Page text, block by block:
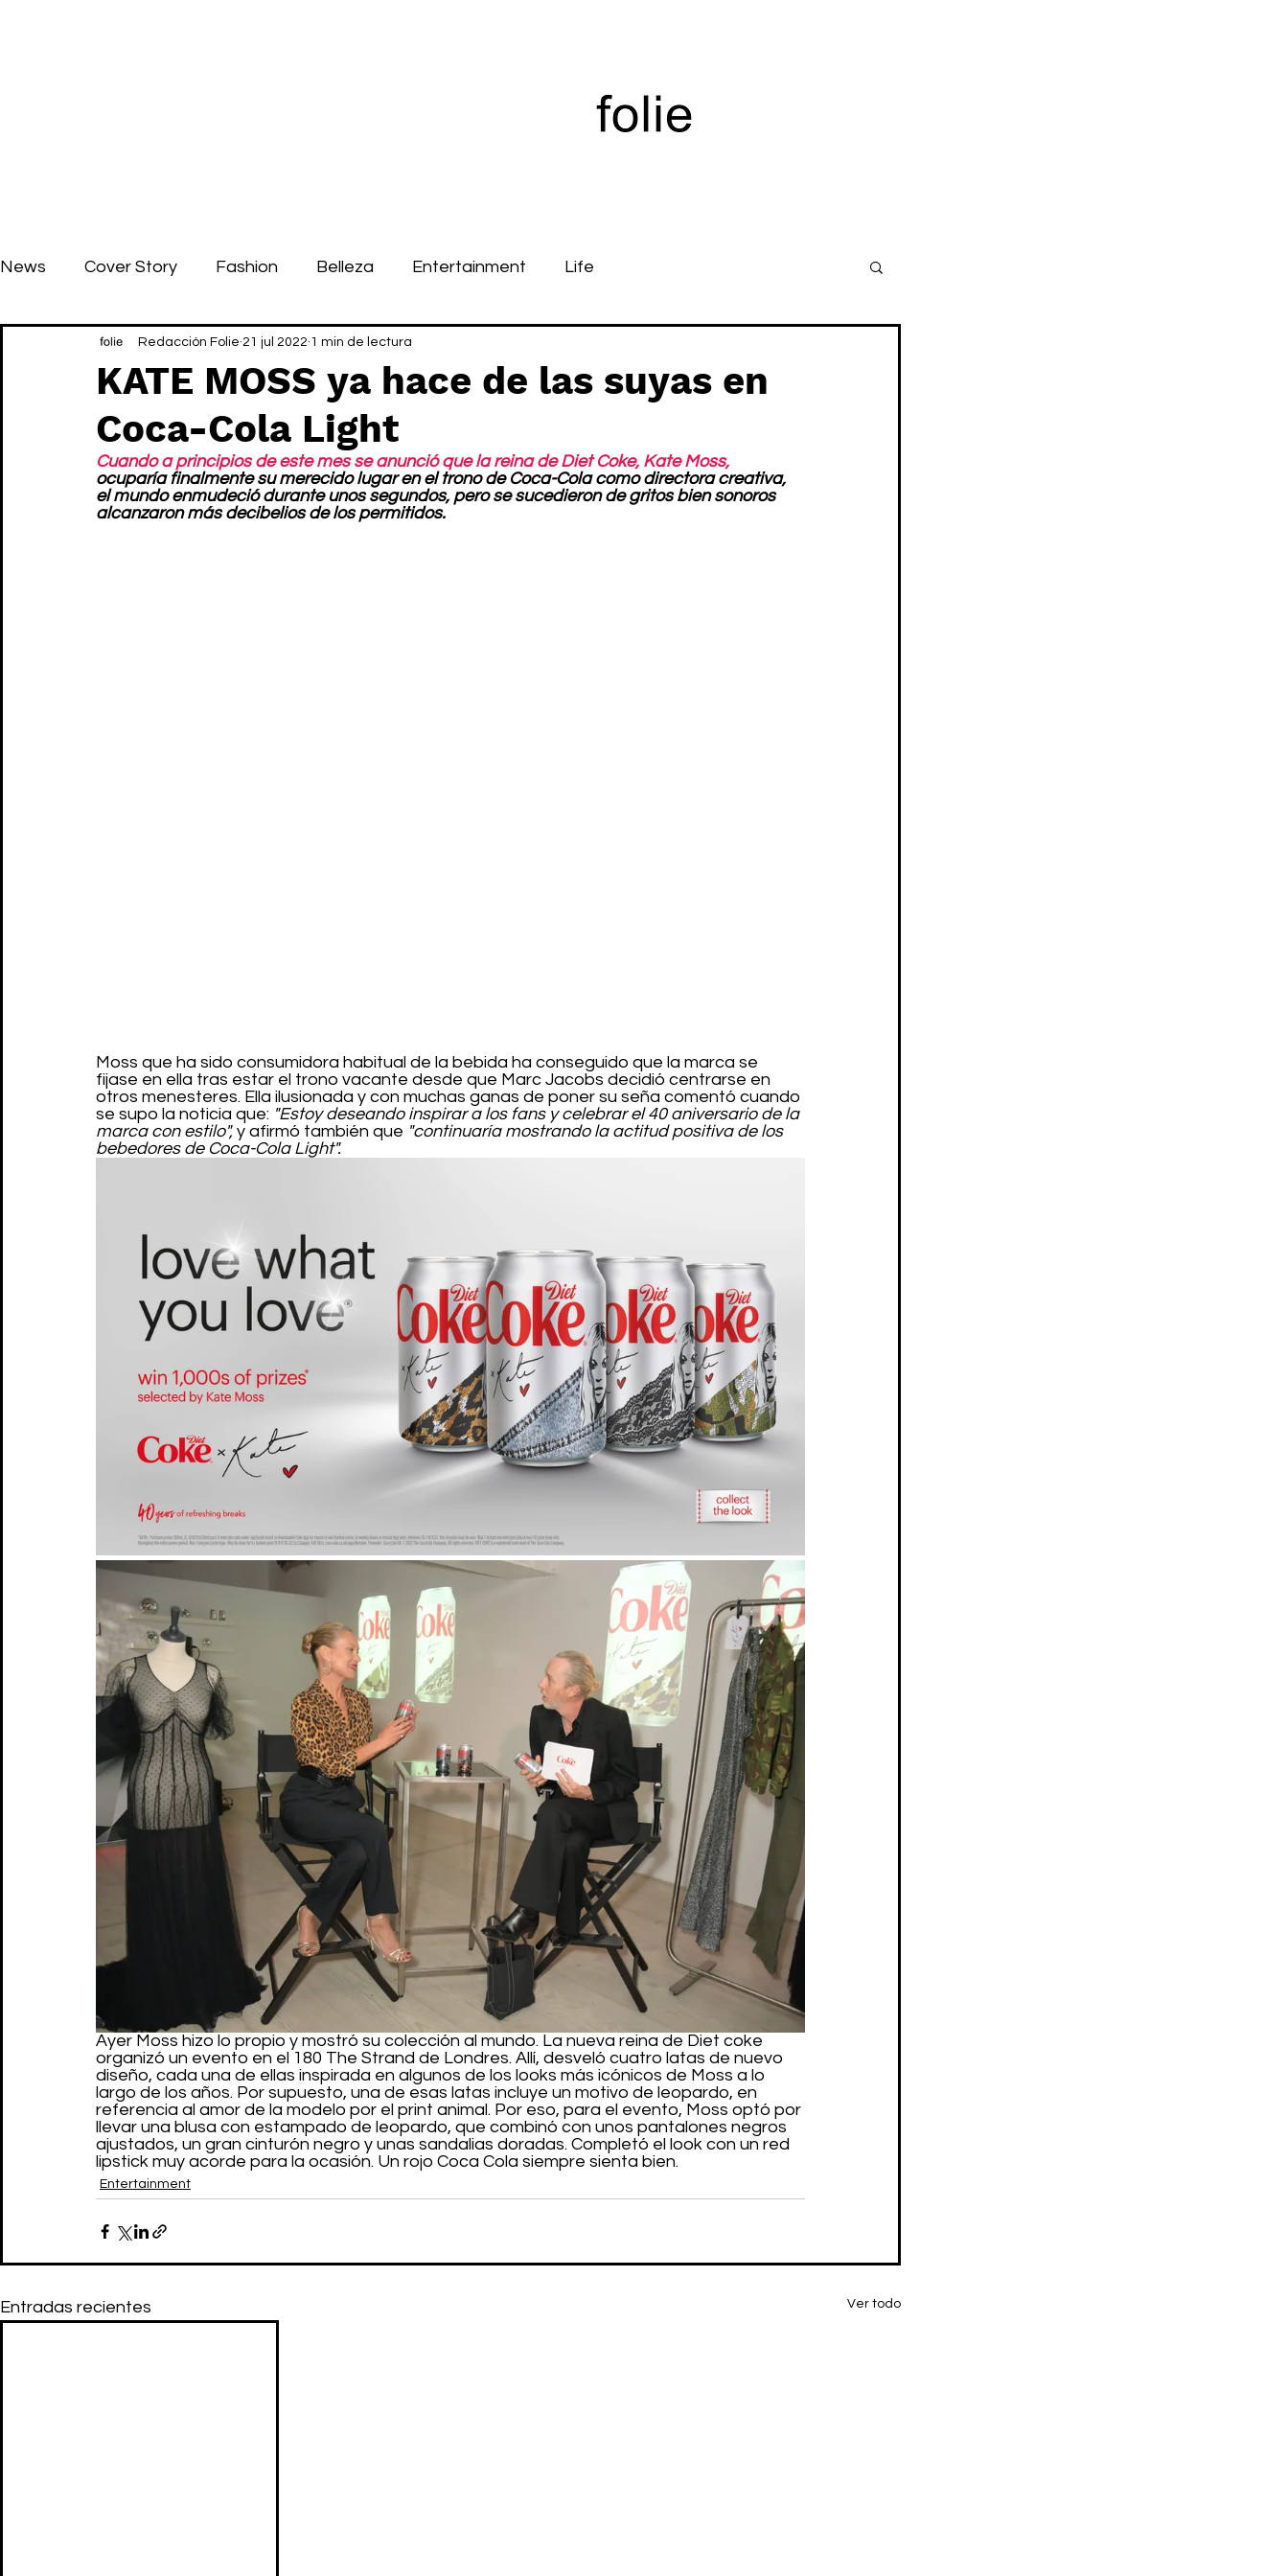
News Cover Story Fashion Belleza Entertainment Life
KATE MOSS ya hace de las suyas en
Coca-Cola Light
Redacción Folie 21 jul 2022 1 min de lectura
Cuando a principios de este mes se anunció que la reina de Diet Coke, Kate Moss,
ocuparía finalmente su merecido lugar en el trono de Coca-Cola como directora creativa,
el mundo enmudeció durante unos segundos, pero se sucedieron de gritos bien sonoros
alcanzaron más decibelios de los permitidos.
Moss que ha sido consumidora habitual de la bebida ha conseguido que la marca se
fijase en ella tras estar el trono vacante desde que Marc Jacobs decidió centrarse en
otros menesteres. Ella ilusionada y con muchas ganas de poner su seña comentó cuando
se supo la noticia que: "Estoy deseando inspirar a los fans y celebrar el 40 aniversario de la
marca con estilo", y afirmó también que "continuaría mostrando la actitud positiva de los
bebedores de Coca-Cola Light".
Ayer Moss hizo lo propio y mostró su colección al mundo. La nueva reina de Diet coke
organizó un evento en el 180 The Strand de Londres. Allí, desveló cuatro latas de nuevo
diseño, cada una de ellas inspirada en algunos de los looks más icónicos de Moss a lo
largo de los años. Por supuesto, una de esas latas incluye un motivo de leopardo, en
referencia al amor de la modelo por el print animal. Por eso, para el evento, Moss optó por
llevar una blusa con estampado de leopardo, que combinó con unos pantalones negros
ajustados, un gran cinturón negro y unas sandalias doradas. Completó el look con un red
lipstick muy acorde para la ocasión. Un rojo Coca Cola siempre sienta bien.
Entertainment
Entradas recientes Ver todo